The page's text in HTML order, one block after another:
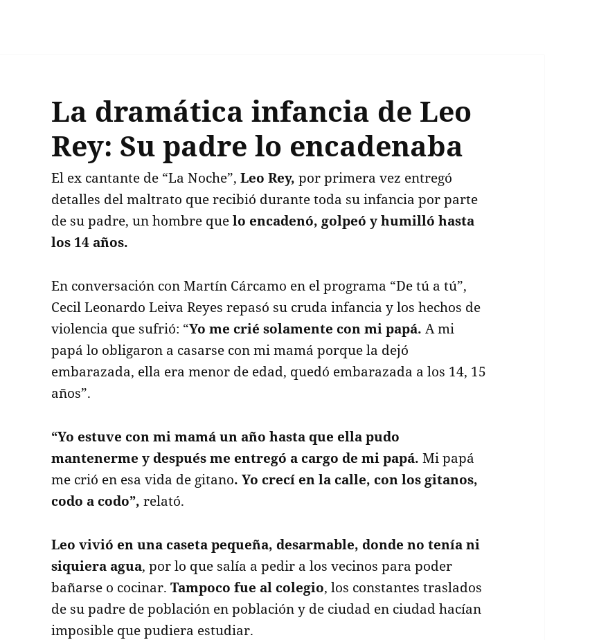
La dramática infancia de Leo
Rey: Su padre lo encadenaba
El ex cantante de “La Noche”,Leo Rey, por primera vez entregó
detalles del maltrato que recibió durante toda su infancia por parte
de su padre, un hombre quelo encadenó, golpeó y humilló hasta
los 14 años.
En conversación con Martín Cárcamo en el programa “De tú a tú”,
Cecil Leonardo Leiva Reyes repasó su cruda infancia y los hechos de
violencia que sufrió: “Yo me crié solamente con mi papá.A mi
papá lo obligaron a casarse con mi mamá porque la dejó
embarazada, ella era menor de edad, quedó embarazada a los 14, 15
años”.
“Yo estuve con mi mamá un año hasta que ella pudo
mantenerme y después me entregó a cargo de mi papá. Mi papá
me crió en esa vida de gitano. Yo crecí en la calle, con los gitanos,
codo a codo”, relató.
Leo vivió en una caseta pequeña, desarmable, donde no tenía ni
siquiera agua, por lo que salía a pedir a los vecinos para poder
bañarse o cocinar.Tampoco fue al colegio, los constantes traslados
de su padre de población en población y de ciudad en ciudad hacían
imposible que pudiera estudiar.